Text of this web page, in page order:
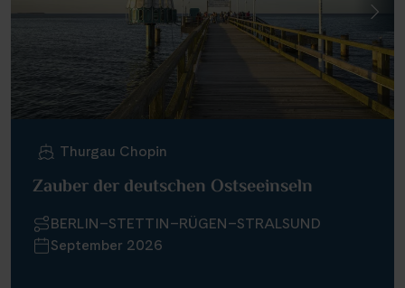
Thurgau Chopin
Zauber der deutschen Ostseeinseln
BERLIN–STETTIN–RÜGEN–STRALSUND
September 2026